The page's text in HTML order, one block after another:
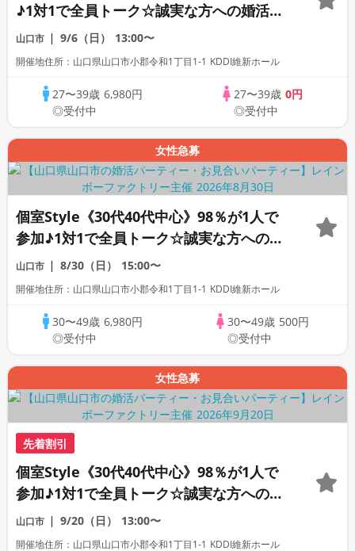
♪1対1で全員トーク☆誠実な方への婚活パ
ーティー
山口市 9/6（日） 13:00〜
開催地住所：山口県山口市小郡令和1丁目1-1 KDDI維新ホール
27〜39歳 6,980円
◎受付中
27〜39歳 0円
◎受付中
女性急募
個室Style《30代40代中心》98％が1人で
参加♪1対1で全員トーク☆誠実な方への婚
活パーティー
山口市 8/30（日） 15:00〜
開催地住所：山口県山口市小郡令和1丁目1-1 KDDI維新ホール
30〜49歳 6,980円
◎受付中
30〜49歳 500円
◎受付中
女性急募
先着割引
個室Style《30代40代中心》98％が1人で
参加♪1対1で全員トーク☆誠実な方への婚
活パーティー
山口市 9/20（日） 13:00〜
開催地住所：山口県山口市小郡令和1丁目1-1 KDDI維新ホール